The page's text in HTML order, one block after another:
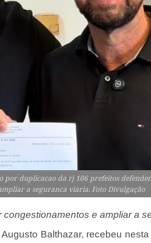
por duplicacao da rj 106 prefeitos
a seguranca viaria. Foto Divulgação
e ampliar a
Balthazar, recebeu